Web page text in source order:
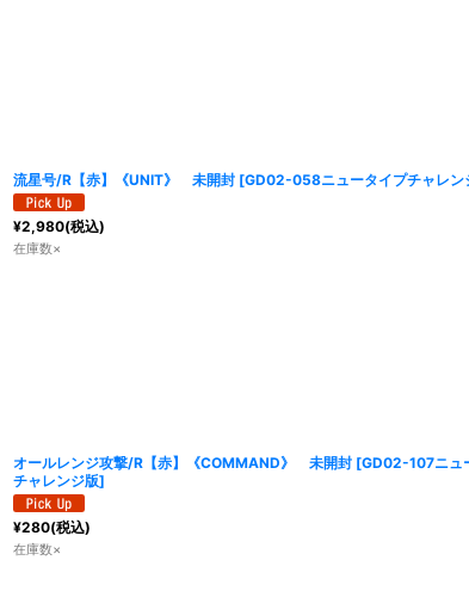
流星号/R【赤】《UNIT》 未開封 [GD02-058ニュータイプチャレン
¥2,980(税込)
在庫数×
オールレンジ攻撃/R【赤】《COMMAND》 未開封 [GD02-107ニュ
チャレンジ版]
¥280(税込)
在庫数×